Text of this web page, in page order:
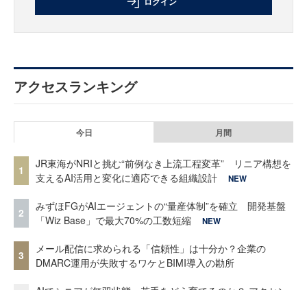
アクセスランキング
今日 月間
1
JR東海がNRIと挑む“前例なき上流工程変革” リニア構想を
支えるAI活用と変化に適応できる組織設計
NEW
2
みずほFGがAIエージェントの“量産体制”を確立 開発基盤
「Wiz Base」で最大70%の工数短縮
NEW
3
メール配信に求められる「信頼性」は十分か？企業の
DMARC運用が失敗するワケとBIMI導入の勘所